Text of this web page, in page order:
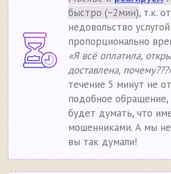
быстро (~2мин), т.к.
недовольство
пропорционально
«Я всё оплатила,
доставлена,
течение 5 минут не
подобное обращение,
будет думать, что
мошенниками. А мы
вы так думали!